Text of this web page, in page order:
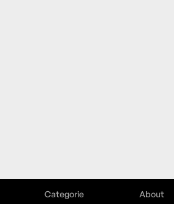
Categorie
About